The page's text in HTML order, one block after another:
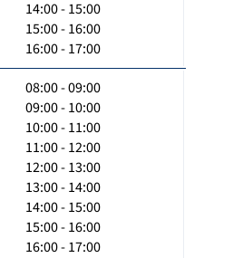
14:00 - 15:00
15:00 - 16:00
16:00 - 17:00
08:00 - 09:00
09:00 - 10:00
10:00 - 11:00
11:00 - 12:00
12:00 - 13:00
13:00 - 14:00
14:00 - 15:00
15:00 - 16:00
16:00 - 17:00